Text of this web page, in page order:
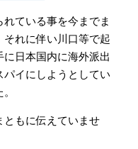
れている事を今までま
れに伴い川口等で起
日本国内に海外派出
イにしようとしてい
もに伝えていませ